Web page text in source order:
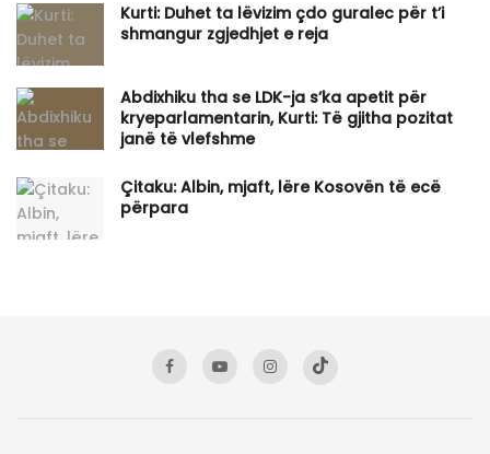
Kurti: Duhet ta lëvizim çdo guralec për t’i
shmangur zgjedhjet e reja
Abdixhiku tha se LDK-ja s’ka apetit për
kryeparlamentarin, Kurti: Të gjitha pozitat
janë të vlefshme
Çitaku: Albin, mjaft, lëre Kosovën të ecë
përpara